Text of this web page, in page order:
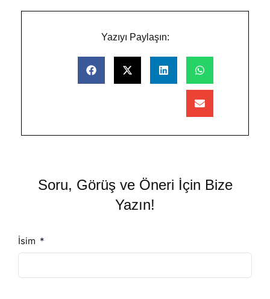
Yazıyı Paylaşın:
Soru, Görüş ve Öneri İçin Bize
Yazın!
İsim